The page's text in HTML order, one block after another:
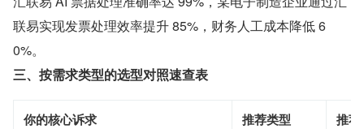
联易实现发票处理效率提升 85%，财务人工成本降低 6
0%。
三、按需求类型的选型对照速查表
你的核心诉求 推荐类型 推